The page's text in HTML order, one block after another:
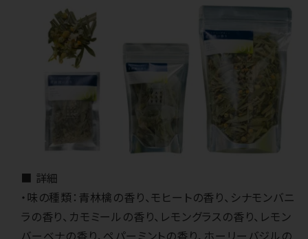
■ 詳細
・味の種類：青林檎の香り、モヒートの香り、シナモンバニ
ラの香り、カモミールの香り、レモングラスの香り、レモン